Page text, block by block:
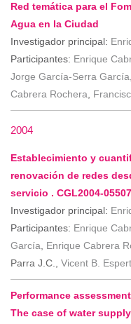
Red temática para el
Agua en la Ciudad
Investigador principal:
Participantes: Enrique
Jorge García-Serra García
Cabrera Rochera
2004
Establecimiento y
renovación de redes
servicio . CGL2004-05507
Investigador principal:
Participantes: Enrique
García
Enrique Cabrera
Parra J.C., Vicent B.
Performance
The case of water